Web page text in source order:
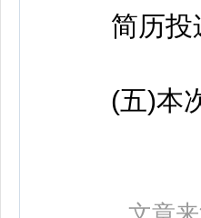
简历投递
(五)本次